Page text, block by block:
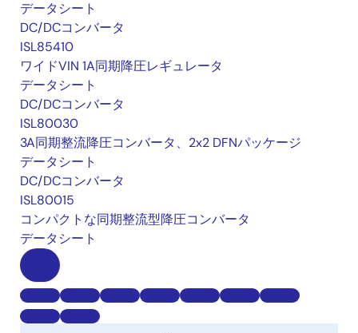
データシート
DC/DCコンバータ
ISL85410
ワイドVIN 1A同期降圧レギュレータ
データシート
DC/DCコンバータ
ISL80030
3A同期整流降圧コンバータ、2x2 DFNパッケージ
データシート
DC/DCコンバータ
ISL80015
コンパクトな同期整流型降圧コンバータ
データシート